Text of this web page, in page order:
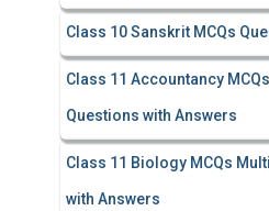
Class 10 Sanskrit MCQs
Class 11 Accountancy
Questions with Answers
Class 11 Biology MCQs
with Answers